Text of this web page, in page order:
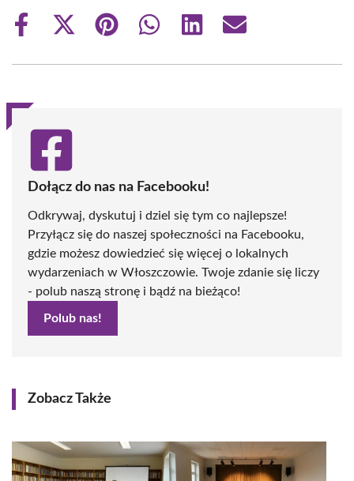
Share
Share
(Twitter)
Share
Share
Share
Share
Dołącz do nas na Facebooku!
Odkrywaj, dyskutuj i dziel się tym co najlepsze!
Przyłącz się do naszej społeczności na Facebooku,
gdzie możesz dowiedzieć się więcej o lokalnych
wydarzeniach w Włoszczowie. Twoje zdanie się liczy
- polub naszą stronę i bądź na bieżąco!
Polub nas!
Zobacz Także